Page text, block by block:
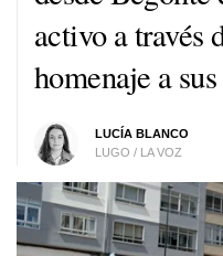
activo a través
homenaje a
LUCÍA BLANCO
LUGO / LA VOZ